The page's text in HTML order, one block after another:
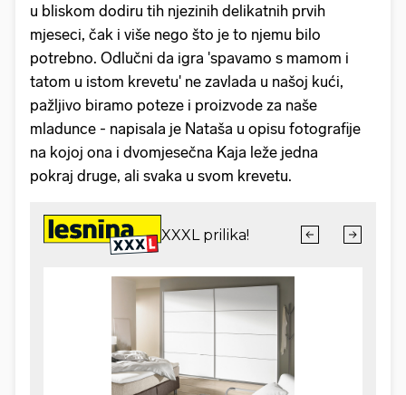
u bliskom dodiru tih njezinih delikatnih prvih
mjeseci, čak i više nego što je to njemu bilo
potrebno. Odlučni da igra 'spavamo s mamom i
tatom u istom krevetu' ne zavlada u našoj kući,
pažljivo biramo poteze i proizvode za naše
mladunce - napisala je Nataša u opisu fotografije
na kojoj ona i dvomjesečna Kaja leže jedna
pokraj druge, ali svaka u svom krevetu.